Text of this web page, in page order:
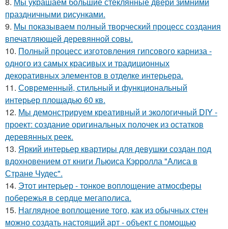
праздничными рисунками.
9. Мы показываем полный творческий процесс создания
впечатляющей деревянной совы.
10. Полный процесс изготовления гипсового карниза -
одного из самых красивых и традиционных
декоративных элементов в отделке интерьера.
11. Современный, стильный и функциональный
интерьер площадью 60 кв.
12. Мы демонстрируем креативный и экологичный DIY -
проект: создание оригинальных полочек из остатков
деревянных реек.
13. Яркий интерьер квартиры для девушки создан под
вдохновением от книги Льюиса Кэрролла "Алиса в
Стране Чудес".
14. Этот интерьер - тонкое воплощение атмосферы
побережья в сердце мегаполиса.
15. Наглядное воплощение того, как из обычных стен
можно создать настоящий арт - объект с помощью